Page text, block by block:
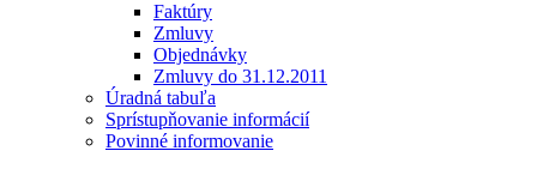
Faktúry
Zmluvy
Objednávky
Zmluvy do 31.12.2011
Úradná tabuľa
Sprístupňovanie informácií
Povinné informovanie